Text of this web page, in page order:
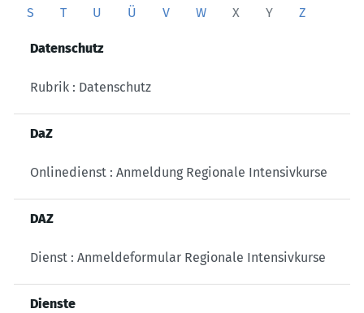
S T U Ü V W X Y Z
Datenschutz
Rubrik : Datenschutz
DaZ
Onlinedienst : Anmeldung Regionale Intensivkurse
DAZ
Dienst : Anmeldeformular Regionale Intensivkurse
Dienste